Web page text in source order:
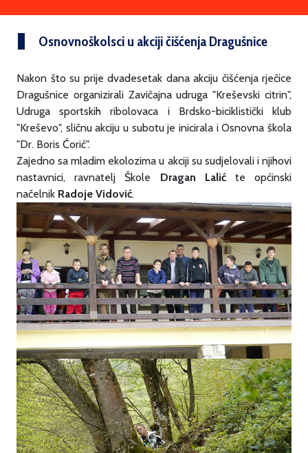
Osnovnoškolsci u akciji čišćenja Dragušnice
Nakon što su prije dvadesetak dana akciju čišćenja rječice
Dragušnice organizirali Zavičajna udruga "Kreševski citrin",
Udruga sportskih ribolovaca i Brdsko-biciklistički klub
"Kreševo", sličnu akciju u subotu je inicirala i Osnovna škola
"Dr. Boris Ćorić".
Zajedno sa mladim ekolozima u akciji su sudjelovali i njihovi
nastavnici, ravnatelj Škole Dragan Lalićte općinski
načelnik Radoje Vidović.